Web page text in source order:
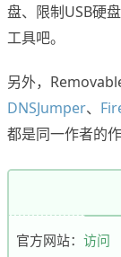
盘、限制USB硬
工具吧。
另外，
DNSJumper、
都是同一作者的
官方网站： 访问